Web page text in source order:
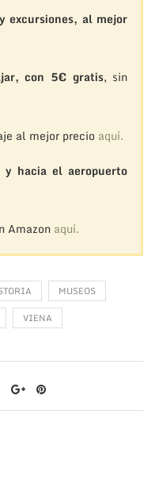
excursiones, al mejor
con 5€ gratis, sin
al mejor precio aquí.
y hacia el aeropuerto
Amazon aquí.
MUSEOS
VIENA